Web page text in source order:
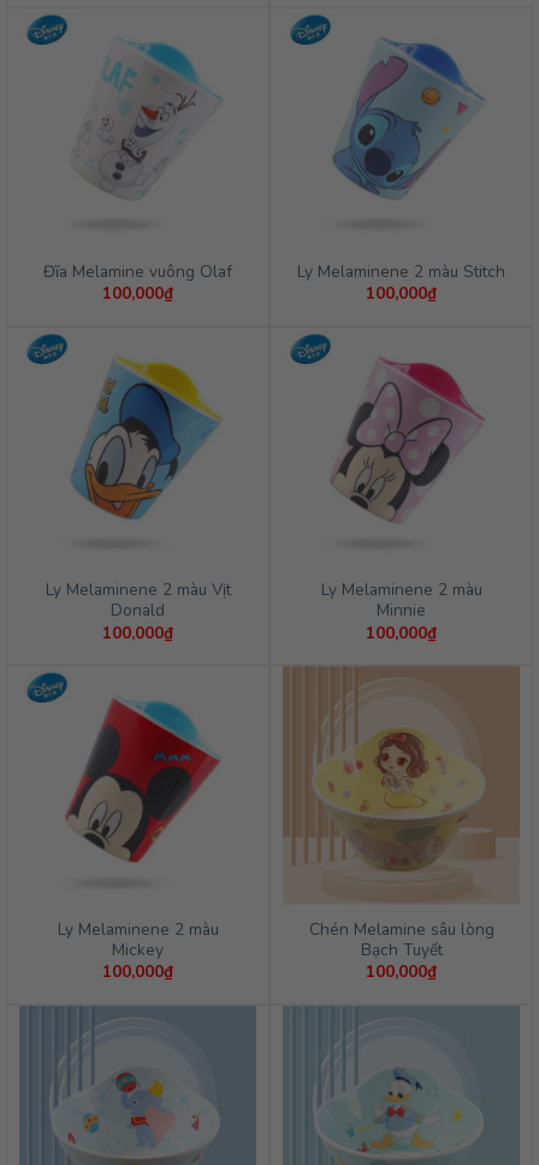
Đĩa Melamine vuông Olaf
100,000₫
Ly Melaminene 2 màu Stitch
100,000₫
Ly Melaminene 2 màu Vịt
Donald
100,000₫
Ly Melaminene 2 màu
Minnie
100,000₫
Ly Melaminene 2 màu
Mickey
100,000₫
Chén Melamine sâu lòng
Bạch Tuyết
100,000₫